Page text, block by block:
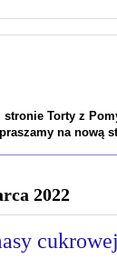
Torty z
na nową
2022